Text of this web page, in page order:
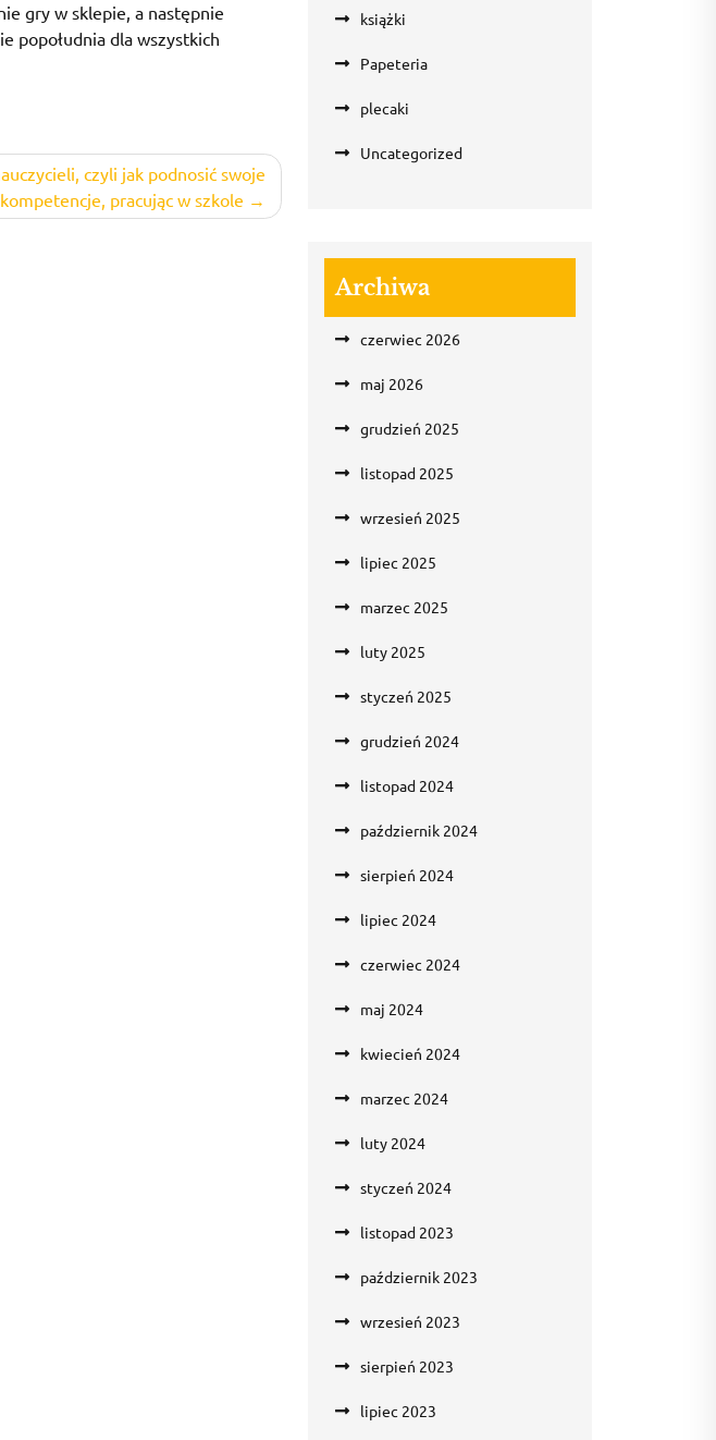
gry w sklepie, a następnie
popołudnia dla wszystkich
czyli jak podnosić swoje
kompetencje, pracując w szkole
książki
Papeteria
plecaki
Uncategorized
Archiwa
czerwiec 2026
maj 2026
grudzień 2025
listopad 2025
wrzesień 2025
lipiec 2025
marzec 2025
luty 2025
styczeń 2025
grudzień 2024
listopad 2024
październik 2024
sierpień 2024
lipiec 2024
czerwiec 2024
maj 2024
kwiecień 2024
marzec 2024
luty 2024
styczeń 2024
listopad 2023
październik 2023
wrzesień 2023
sierpień 2023
lipiec 2023